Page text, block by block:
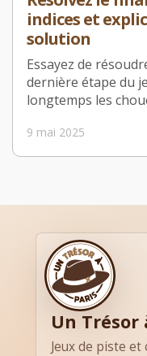
indices et
solution
Essayez de
dernière étape du
longtemps les
9 mai 2025
Un Trésor
Jeux de piste et